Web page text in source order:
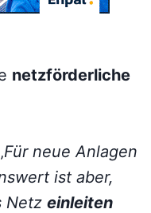
netzförderliche
Für neue Anlagen
ist aber,
Netz einleiten